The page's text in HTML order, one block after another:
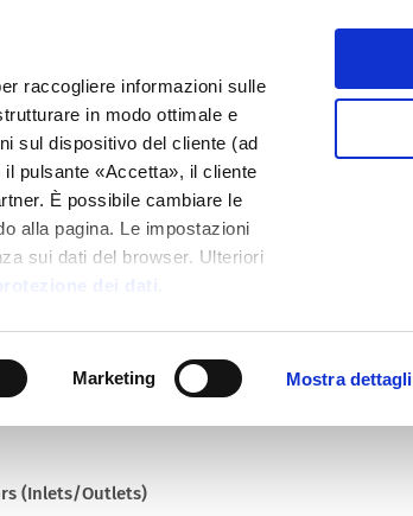
raccogliere informazioni sulle
in modo ottimale e
sul dispositivo del cliente (ad
pulsante «Accetta», il cliente
È possibile cambiare le
alla pagina. Le impostazioni
sui dati del browser. Ulteriori
dei dati
Marketing Mostra dettagli
C19, Rewireable, Straight
(Inlets/Outlets)